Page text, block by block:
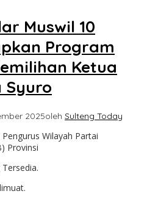
Muswil 10
Program
Ketua
Syuro
2025oleh Sulteng Today
Wilayah Partai
Provinsi